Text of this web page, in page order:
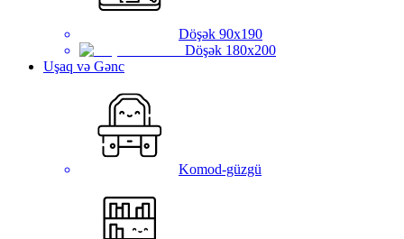
Döşək 90x190
Döşək 180x200
Uşaq və Gənc
Komod-güzgü